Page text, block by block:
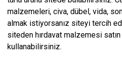
malzemeleri, civa, dübel, vida,
almak istiyorsanız siteyi tercih
siteden hırdavat malzemesi
kullanabilirsiniz.